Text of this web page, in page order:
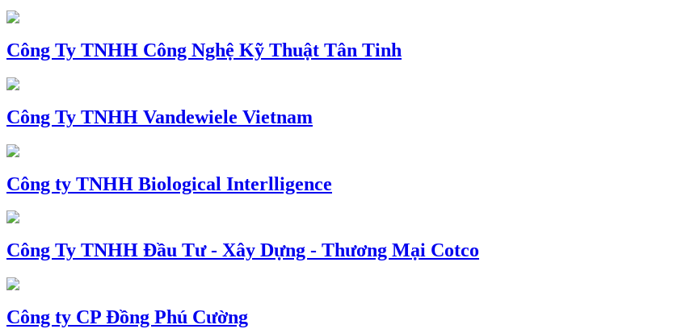
Công Ty TNHH Công Nghệ Kỹ Thuật Tân Tinh
Công Ty TNHH Vandewiele Vietnam
Công ty TNHH Biological Interlligence
Công Ty TNHH Đầu Tư - Xây Dựng - Thương Mại Cotco
Công ty CP Đồng Phú Cường